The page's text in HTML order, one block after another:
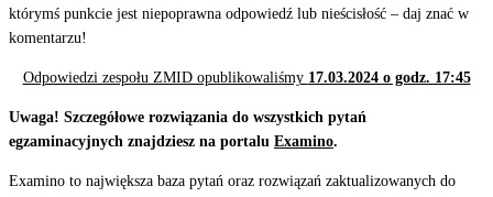
którymś punkcie jest niepoprawna odpowiedź lub nieścisłość – daj znać w
komentarzu!
Odpowiedzi zespołu ZMID opublikowaliśmy 17.03.2024 o godz. 17:45
Uwaga! Szczegółowe rozwiązania do wszystkich pytań
egzaminacyjnych znajdziesz na portalu Examino.
Examino to największa baza pytań oraz rozwiązań zaktualizowanych do